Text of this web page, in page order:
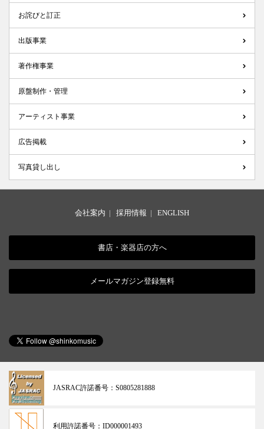
お詫びと訂正
出版事業
著作権事業
原盤制作・管理
アーティスト事業
広告掲載
写真貸し出し
会社案内 | 採用情報 | ENGLISH
書店・楽器店の方へ
メールマガジン登録無料
JASRAC許諾番号： S0805281888
利用許諾番号： ID000001493